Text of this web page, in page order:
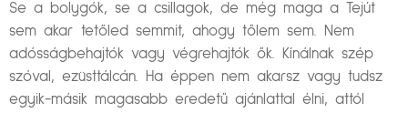
Se a bolygók, se a csillagok, de még maga a Tejút
sem akar tetőled semmit, ahogy tőlem sem. Nem
adósságbehajtók vagy végrehajtók ők. Kínálnak szép
szóval, ezüsttálcán. Ha éppen nem akarsz vagy tudsz
egyik-másik magasabb eredetű ajánlattal élni, attól